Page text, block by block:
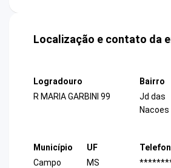
Localização e contato da
Logradouro
R MARIA GARBINI 99
Bairro
Jd das
Nacoes
Município
Campo
UF
MS